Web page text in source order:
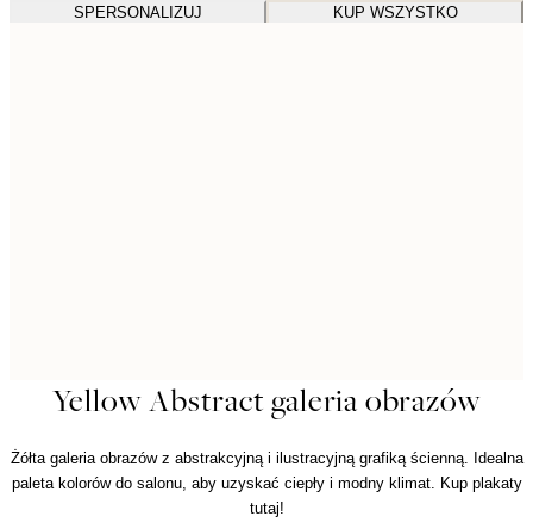
SPERSONALIZUJ KUP WSZYSTKO
Yellow Abstract galeria obrazów
Żółta galeria obrazów z abstrakcyjną i ilustracyjną grafiką ścienną. Idealna
paleta kolorów do salonu, aby uzyskać ciepły i modny klimat. Kup plakaty
tutaj!